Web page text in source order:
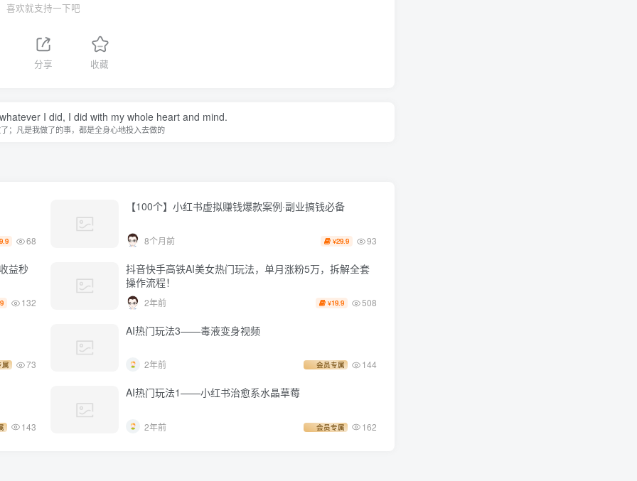
喜欢就支持一下吧
分享 收藏
I did, I did with my whole heart and mind.
；凡是我做了的事，都是全身心地投入去做的
68
【100个】小红书虚拟赚钱爆款案例·副业搞钱必备
8个月前 ¥29.9 93
益秒
132
抖音快手高铁AI美女热门玩法，单月涨粉5万，拆解全套
操作流程！
2年前 ¥19.9 508
属 73
AI热门玩法3——毒液变身视频
2年前 会员专属 144
143
AI热门玩法1——小红书治愈系水晶草莓
2年前 会员专属 162